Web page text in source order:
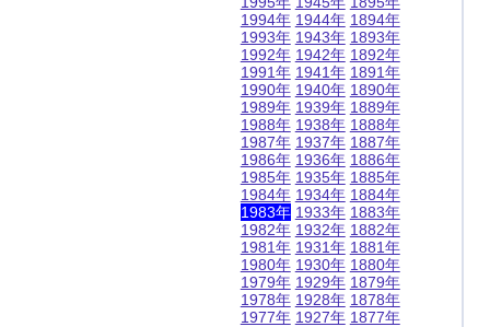
1994年
1993年
1992年
1991年
1990年
1989年
1988年
1987年
1986年
1985年
1984年
1983年
1982年
1981年
1980年
1979年
1978年
1977年
1944年
1943年
1942年
1941年
1940年
1939年
1938年
1937年
1936年
1935年
1934年
1933年
1932年
1931年
1930年
1929年
1928年
1927年
1894年
1893年
1892年
1891年
1890年
1889年
1888年
1887年
1886年
1885年
1884年
1883年
1882年
1881年
1880年
1879年
1878年
1877年